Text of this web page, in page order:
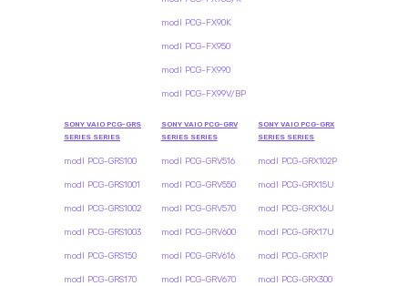
modl PCG-FX90K
modl PCG-FX950
modl PCG-FX990
modl PCG-FX99V/BP
SONY VAIO PCG-GRS
SERIES SERIES
modl PCG-GRS100
modl PCG-GRS1001
modl PCG-GRS1002
modl PCG-GRS1003
modl PCG-GRS150
modl PCG-GRS170
SONY VAIO PCG-GRV
SERIES SERIES
modl PCG-GRV516
modl PCG-GRV550
modl PCG-GRV570
modl PCG-GRV600
modl PCG-GRV616
modl PCG-GRV670
SONY VAIO PCG-GRX
SERIES SERIES
modl PCG-GRX102P
modl PCG-GRX15U
modl PCG-GRX16U
modl PCG-GRX17U
modl PCG-GRX1P
modl PCG-GRX300